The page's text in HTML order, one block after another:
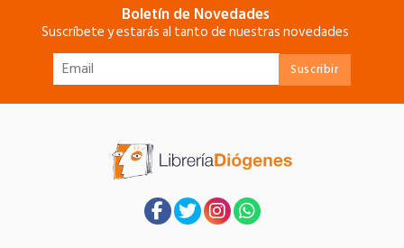
Boletín de Novedades
Suscríbete y estarás al tanto de nuestras novedades